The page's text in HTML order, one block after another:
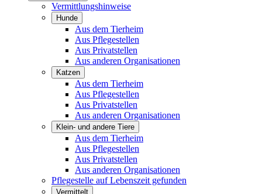
Vermittlungshinweise
Hunde
Aus dem Tierheim
Aus Pflegestellen
Aus Privatstellen
Aus anderen Organisationen
Katzen
Aus dem Tierheim
Aus Pflegestellen
Aus Privatstellen
Aus anderen Organisationen
Klein- und andere Tiere
Aus dem Tierheim
Aus Pflegestellen
Aus Privatstellen
Aus anderen Organisationen
Pflegestelle auf Lebenszeit gefunden
Vermittelt